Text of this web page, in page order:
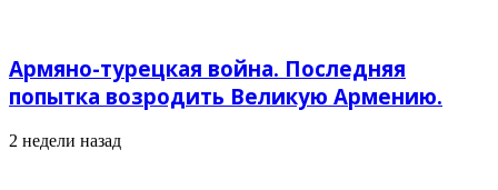
Армяно-турецкая война. Последняя
попытка возродить Великую Армению.
2 недели назад